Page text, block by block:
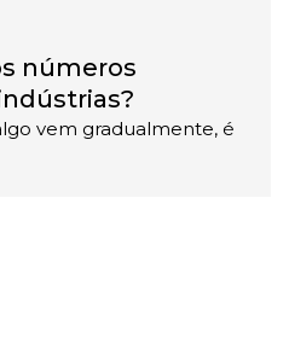
números
vem gradualmente, é